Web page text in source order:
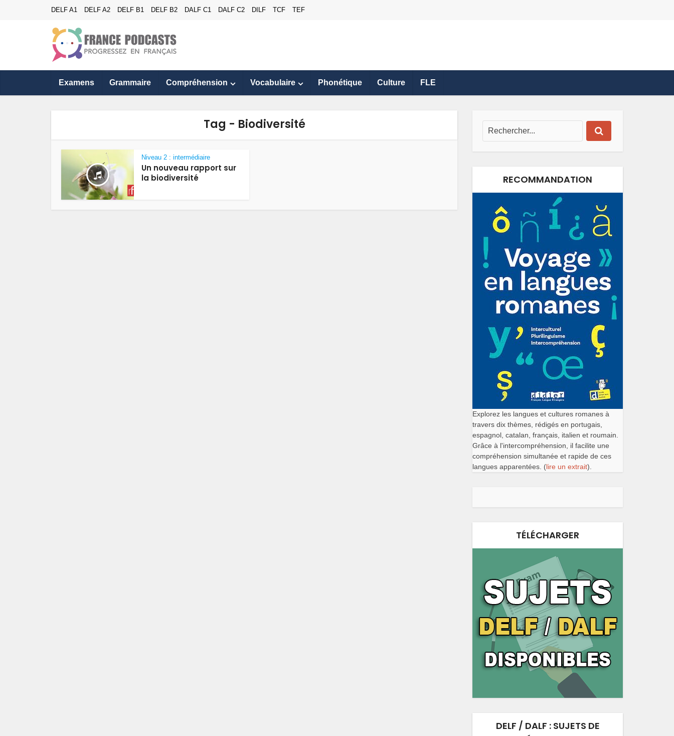
DELF A1 DELF A2 DELF B1 DELF B2 DALF C1 DALF C2 DILF TCF TEF
Examens Grammaire Compréhension Vocabulaire Phonétique Culture FLE
Tag - Biodiversité
Niveau 2 : intermédiaire
Un nouveau rapport sur
la biodiversité
RECOMMANDATION
Explorez les langues et cultures romanes à
travers dix thèmes, rédigés en portugais,
espagnol, catalan, français, italien et roumain.
Grâce à l'intercompréhension, il facilite une
compréhension simultanée et rapide de ces
langues apparentées. (lire un extrait).
TÉLÉCHARGER
DELF / DALF : SUJETS DE